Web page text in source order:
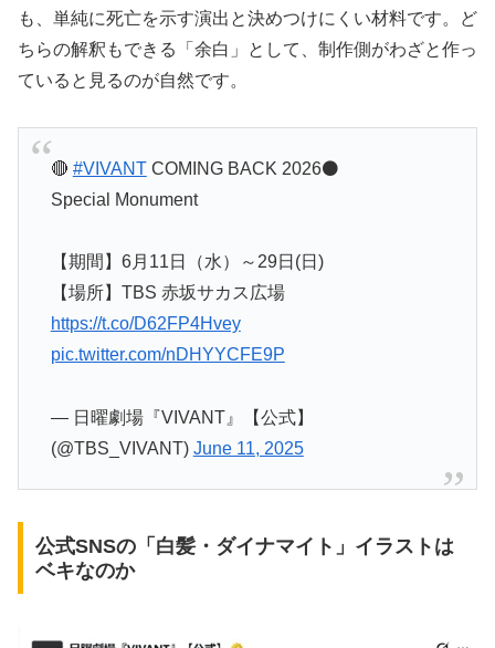
も、単純に死亡を示す演出と決めつけにくい材料です。ど
ちらの解釈もできる「余白」として、制作側がわざと作っ
ていると見るのが自然です。
🔴 #VIVANTCOMING BACK 2026⚫️
Special Monument
【期間】6月11日（水）～29日(日)
【場所】TBS 赤坂サカス広場
https://t.co/D62FP4Hvey
pic.twitter.com/nDHYYCFE9P
— 日曜劇場『VIVANT』【公式】
(@TBS_VIVANT) June 11, 2025
公式SNSの「白髪・ダイナマイト」イラストは
ベキなのか